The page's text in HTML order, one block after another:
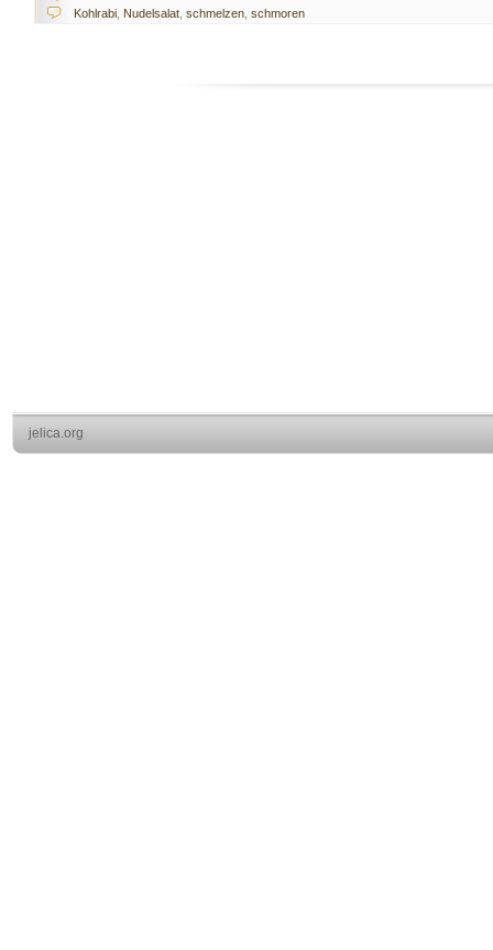
Kohlrabi Nudelsalat schmelzen schmoren
jelica.org